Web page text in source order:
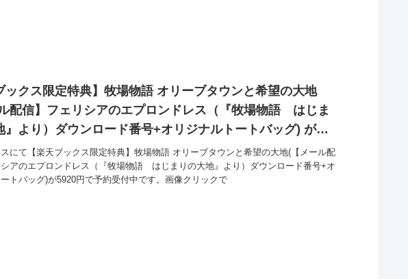
ックス限定特典】牧場物語 オリーブタウンと希望の大地
配信】フェリシアのエプロンドレス（『牧場物語 はじま
』より）ダウンロード番号+オリジナルトートバッグ) が
予約受付中！
にて【楽天ブックス限定特典】牧場物語 オリーブタウンと希望の大地(【メール配
アのエプロンドレス（『牧場物語 はじまりの大地』より）ダウンロード番号+オ
トバッグ)が5920円で予約受付中です。画像クリックで